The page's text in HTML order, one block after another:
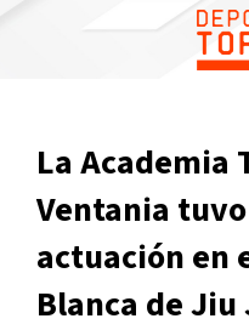
La Academia
Ventania
actuación en
Blanca de